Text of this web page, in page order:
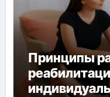
Принципы